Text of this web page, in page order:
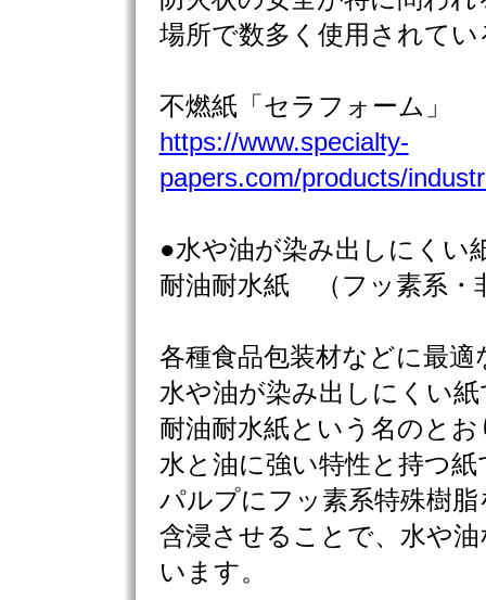
場所で数多く使用されて
不燃紙「セラフォーム」
https://www.specialty-
papers.com/products/
●水や油が染み出しにくい
耐油耐水紙 （フッ素系・
各種食品包装材などに最適
水や油が染み出しにくい
耐油耐水紙という名のとお
水と油に強い特性と持つ紙
パルプにフッ素系特殊樹脂
含浸させることで、水や
います。